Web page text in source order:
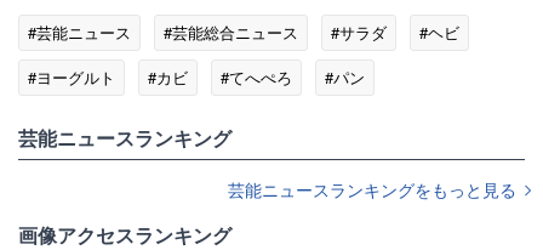
#芸能ニュース #芸能総合ニュース #サラダ
#ヘビ
#ヨーグルト
#カビ #てへぺろ
#パン
芸能ニュースランキング
芸能ニュースランキングをもっと見る
画像アクセスランキング